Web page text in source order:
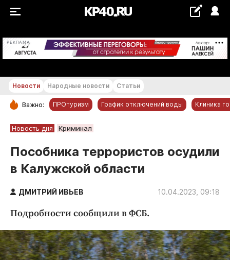
РЕКЛАМА +18...+19 °С
РУБРИКИ
Обнинск
Новости компаний
Статьи
Народные новости
Авто и транспорт
Криминал
Культура
Новости Народные новости Статьи
Важно: ПРОтуризм График отключений воды Клиника
Новость дня Криминал
Пособника террористов осудили
в Калужской области
ДМИТРИЙ ИВЬЕВ 10.04.2023, 09:18
Подробности сообщили в ФСБ.